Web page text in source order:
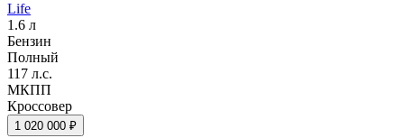
Life
1.6 л
Бензин
Полный
117 л.с.
МКПП
Кроссовер
1 020 000 ₽